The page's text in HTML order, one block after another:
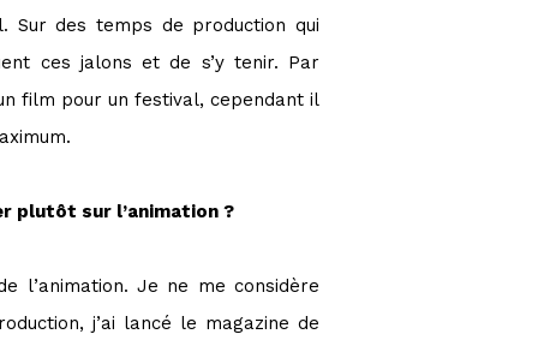
des temps de production qui
ces jalons et de s’y tenir. Par
film pour un festival, cependant il
plutôt sur l’animation ?
l’animation. Je ne me considère
j’ai lancé le magazine de